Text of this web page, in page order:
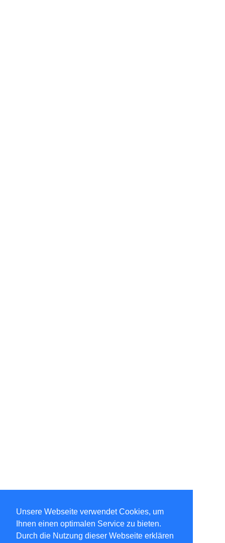
Unsere Webseite verwendet Cookies, um
Ihnen einen optimalen Service zu bieten.
Durch die Nutzung dieser Webseite erklären